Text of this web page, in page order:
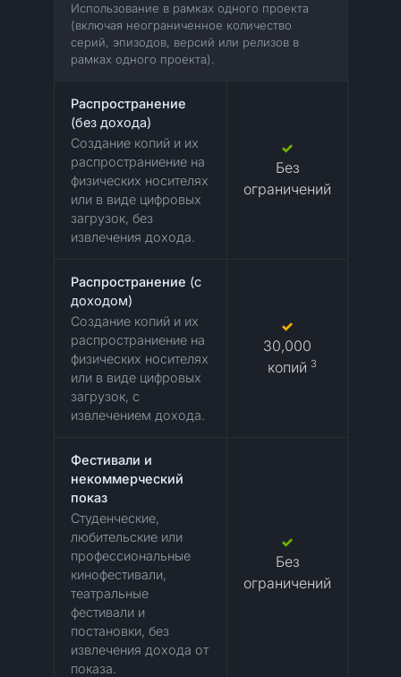
Использование в рамках одного проекта
(включая неограниченное количество
серий, эпизодов, версий или релизов в
рамках одного проекта).
Распространение
(без дохода)
Создание копий и их
распространиение на
физических носителях
или в виде цифровых
загрузок, без
извлечения дохода.
Без
ограничений
Распространение (с
доходом)
Создание копий и их
распространиение на
физических носителях
или в виде цифровых
загрузок, с
извлечением дохода.
30,000
копий3
Фестивали и
некоммерческий
показ
Студенческие,
любительские или
профессиональные
кинофестивали,
театральные
фестивали и
постановки, без
извлечения дохода от
показа.
Без
ограничений